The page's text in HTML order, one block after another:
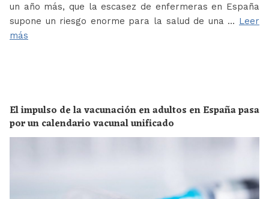
un año más, que la escasez de enfermeras en España
supone un riesgo enorme para la salud de una … Leer
más
El impulso de la vacunación en adultos en España pasa
por un calendario vacunal unificado